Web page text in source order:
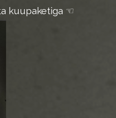
kuupaketiga ☜